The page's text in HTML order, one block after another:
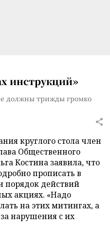
инструкций»
должны трижды громко
круглого стола член
Общественного
Костина заявила, что
прописать в
порядок действий
акциях. «Надо
на этих митингах, а
нарушения с их